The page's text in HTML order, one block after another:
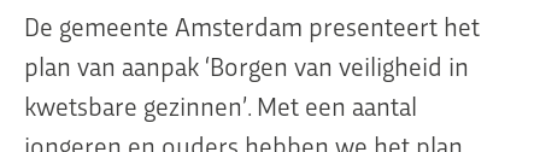
De gemeente Amsterdam presenteert het
plan van aanpak ‘Borgen van veiligheid in
kwetsbare gezinnen’. Met een aantal
jongeren en ouders hebben we het plan